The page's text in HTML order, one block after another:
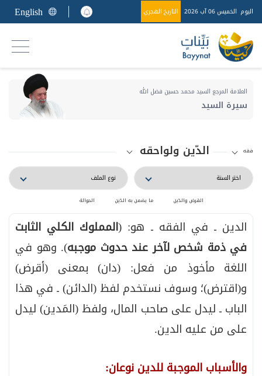
اليوم الخميس 06 آب 2026 التاريخ الهجري English
العلامة المرجع السيد محمد حسين فضل الله
سيرة السيد
فقه الدّين ولواحقه
القرض والدّين ما يضمن به الدّين الحوالة
الدين ـ في الفقه ـ هو: (المملوك الكلي الثابت
في ذمة شخص لآخر عند حدوث موجبه). وهو في
اللغة مأخوذ من فعل: (دان) بمعنى (أقرض)
و(اقترض)؛ وسوف نستخدم لفظ (الدائن) ـ في هذا
الباب ـ ليدل على صاحب المال، ولفظ (المَدين) ليدل
على من عليه الدين.
والأسباب الموجبة للدين نوعان: